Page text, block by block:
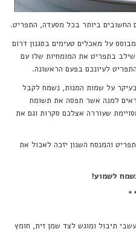
החשובים ביותר בכל מסעדה, התפריט.
על מאכלים טעימים בסגנון דרום
בתפריט את המומחיות שלו עם
לעיונכם בפעם הראשונה.
על שמות המנות, נשמח לקבל
למנה אשר תפסה את תשומת
שעוררה אצלכם סקרות וגם את
והמנסח השנון יזכה לאכול את
לשמוע!
תיבול ומוגש לצד שמן זית, חומץ